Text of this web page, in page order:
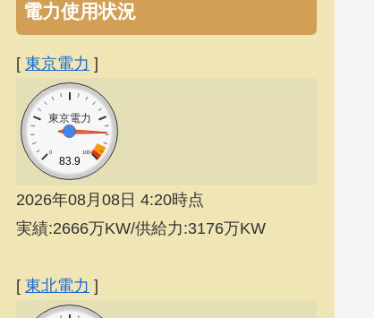
電力使用状況
[ 東京電力 ]
東京電力
0 100
83.9
2026年08月08日 4:20時点
実績:2666万KW/供給力:3176万KW
[ 東北電力 ]